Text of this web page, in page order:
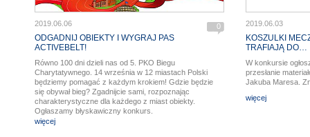
0
2019.06.06
ODGADNIJ OBIEKTY I WYGRAJ PAS
ACTIVEBELT!
Równo 100 dni dzieli nas od 5. PKO Biegu
Charytatywnego. 14 września w 12 miastach Polski
będziemy pomagać z każdym krokiem! Gdzie będzie
się obywał bieg? Zgadnijcie sami, rozpoznając
charakterystyczne dla każdego z miast obiekty.
Ogłaszamy błyskawiczny konkurs.
więcej
2019.06.03
KOSZULKI
TRAFIAJĄ DO…
W konkursie
przesłanie
Jakuba Maresa.
więcej